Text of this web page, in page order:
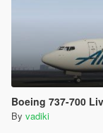
Boeing 737-700
By vadiki